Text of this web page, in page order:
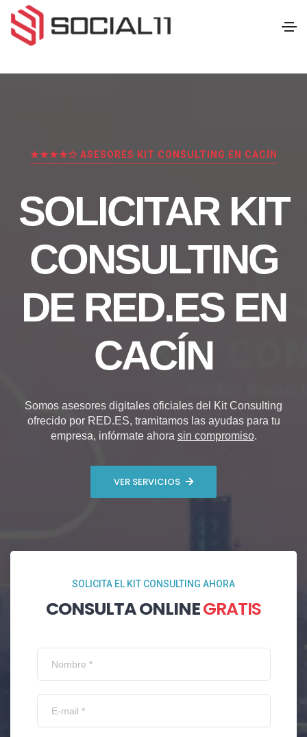
★★★★✩ ASESORES KIT CONSULTING EN CACÍN
SOLICITAR KIT
CONSULTING
DE RED.ES EN
CACÍN
Somos asesores digitales oficiales del Kit Consulting
ofrecido por RED.ES, tramitamos las ayudas para tu
empresa, infórmate ahora sin compromiso.
VER SERVICIOS
SOLICITA EL KIT CONSULTING AHORA
CONSULTA ONLINEGRATIS